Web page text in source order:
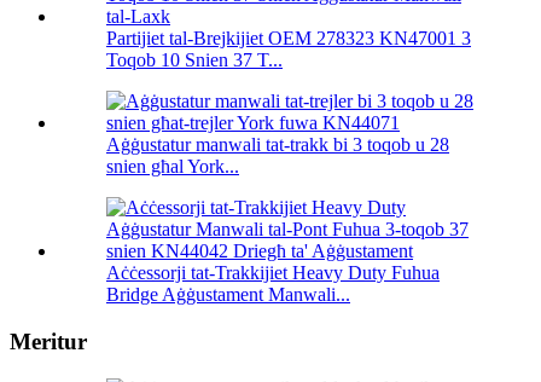
Partijiet tal-Brejkijiet OEM 278323 KN47001 3
Toqob 10 Snien 37 T...
Aġġustatur manwali tat-trakk bi 3 toqob u 28
snien għal York...
Aċċessorji tat-Trakkijiet Heavy Duty Fuhua
Bridge Aġġustament Manwali...
Meritur